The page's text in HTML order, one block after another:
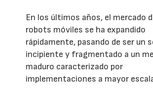
En los últimos años, el mercado
robots móviles se ha expandido
rápidamente, pasando de ser un
incipiente y fragmentado a un
maduro caracterizado por
implementaciones a mayor